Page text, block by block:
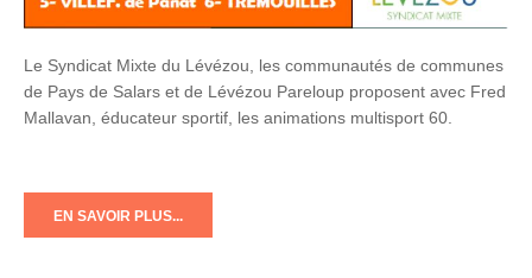
Le Syndicat Mixte du Lévézou, les communautés de communes
de Pays de Salars et de Lévézou Pareloup proposent avec Fred
Mallavan, éducateur sportif, les animations multisport 60.
EN SAVOIR PLUS...